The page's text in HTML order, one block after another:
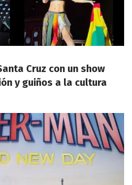
Cruz con un show
y guiños a la cultura